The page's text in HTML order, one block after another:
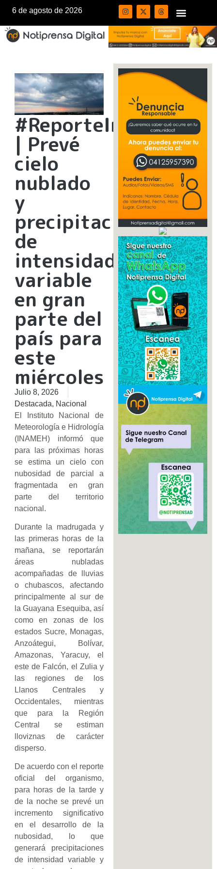
6 de agosto de 2026
#ReporteInameh
| Prevé
cielo
nublado
y
precipitaciones
de
intensidad
variable
en gran
parte del
país para
este
miércoles
Julio 8, 2026
Destacada, Nacional
El Instituto Nacional de
Meteorología e Hidrología
(INAMEH) informó que
para las próximas horas
se estima un cielo con
nubosidad de parcial a
fragmentada en gran
parte del territorio
nacional.
Durante la madrugada y
las primeras horas de la
mañana, se reportarán
áreas nubladas
acompañadas de lluvias
o chubascos, afectando
principalmente al sur de
la Guayana Esequiba, así
como en zonas de los
estados Sucre, Monagas,
Anzoátegui, Bolívar,
Amazonas, Yaracuy, el
este de Falcón, el Zulia y
las regiones de los
Llanos Centrales y
Occidentales, mientras
que para la Región
Central se estiman
lloviznas de carácter
disperso.
De acuerdo con el reporte
oficial del organismo,
para horas de la tarde y
de la noche se prevé un
incremento significativo
en el desarrollo de la
nubosidad, lo que
generará precipitaciones
de intensidad variable y